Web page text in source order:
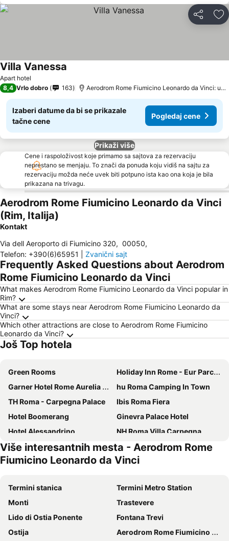
Deli
Apart hotel
Villa Vanessa
8,4 Vrlo dobro 163 Aerodrom Rome Fiumicino Leonardo da Vinci: udaljenost 5.9 km
Izaberi datume da bi se prikazale
tačne cene
Pogledaj cene
Prikaži više
Cene i raspoloživost koje primamo sa sajtova za rezervaciju
neprestano se menjaju. To znači da ponuda koju vidiš na sajtu za
rezervaciju možda neće uvek biti potpuno ista kao ona koja je bila
prikazana na trivagu.
Aerodrom Rome Fiumicino Leonardo da Vinci
(Rim, Italija)
Kontakt
Via dell Aeroporto di Fiumicino 320, 00050,
Telefon: +390(6)65951 Zvanični sajt
Frequently Asked Questions about Aerodrom
Rome Fiumicino Leonardo da Vinci
What makes Aerodrom Rome Fiumicino Leonardo da Vinci popular in
Rim?
What are some stays near Aerodrom Rome Fiumicino Leonardo da
Vinci?
Which other attractions are close to Aerodrom Rome Fiumicino
Leonardo da Vinci?
Još Top hotela
Green Rooms
Holiday Inn Rome - Eur Parco Dei Medici By Ihg
Garner Hotel Rome Aurelia By Ihg
hu Roma Camping In Town
TH Roma - Carpegna Palace
Ibis Roma Fiera
Hotel Boomerang
Ginevra Palace Hotel
Hotel Alessandrino
NH Roma Villa Carpegna
Crowne Plaza Rome - St. Peters By Ihg
Relais Castrum Boccea
Hotel Zone
Hotel Pineta Palace
ibis Styles Roma Eur
Hotel Villa Rosa
Palazzo Sant'Antonio
Occidental Aurelia
Camplus San Pietro
Pinewood Hotel Rome
Grand Hotel Tiberio
Hotel Residence Magnolia
Više interesantnih mesta - Aerodrom Rome
Fiumicino Leonardo da Vinci
Termini stanica
Termini Metro Station
Monti
Trastevere
Lido di Ostia Ponente
Fontana Trevi
Ostija
Aerodrom Rome Fiumicino Leonardo da Vinci